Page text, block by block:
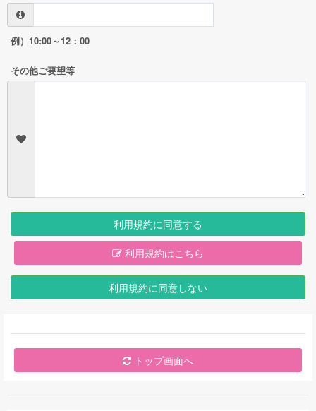
例）10:00～12：00
その他ご要望等
利用規約に同意する
利用規約はこちら
利用規約に同意しない
トップ画面へ